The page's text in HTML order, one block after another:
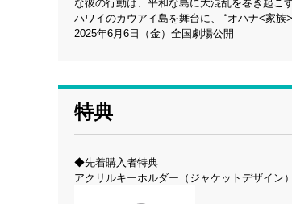
な彼の行動は、平和な島に大混乱を巻き起こ
ハワイのカウアイ島を舞台に、 “オハナ<家族
2025年6月6日（金）全国劇場公開
特典
◆先着購入者特典
アクリルキーホルダー（ジャケットデザイン）